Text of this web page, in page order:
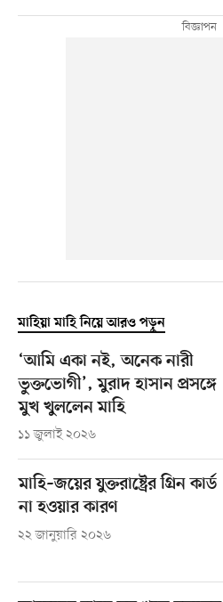
মাহিয়া মাহি নিয়ে আরও পড়ুন
‘আমি একা নই, অনেক নারী
ভুক্তভোগী’, মুরাদ হাসান প্রসঙ্গে
মুখ খুললেন মাহি
১১ জুলাই ২০২৬
মাহি–জয়ের যুক্তরাষ্ট্রের গ্রিন কার্ড
না হওয়ার কারণ
২২ জানুয়ারি ২০২৬